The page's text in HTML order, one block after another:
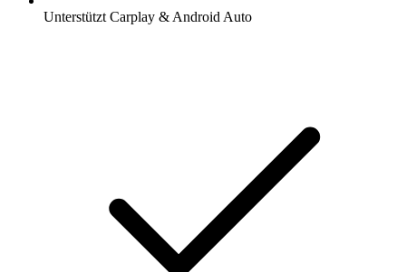
Unterstützt Carplay & Android Auto